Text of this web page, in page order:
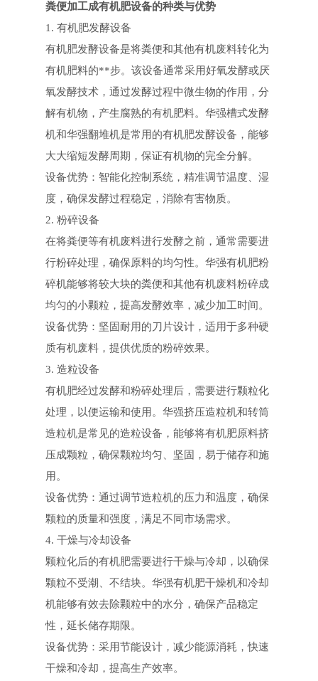
粪便加工成有机肥设备的种类与优势
1. 有机肥发酵设备
有机肥发酵设备是将粪便和其他有机废料转化为
有机肥料的**步。该设备通常采用好氧发酵或厌
氧发酵技术，通过发酵过程中微生物的作用，分
解有机物，产生腐熟的有机肥料。华强槽式发酵
机和华强翻堆机是常用的有机肥发酵设备，能够
大大缩短发酵周期，保证有机物的完全分解。
设备优势：智能化控制系统，精准调节温度、湿
度，确保发酵过程稳定，消除有害物质。
2. 粉碎设备
在将粪便等有机废料进行发酵之前，通常需要进
行粉碎处理，确保原料的均匀性。华强有机肥粉
碎机能够将较大块的粪便和其他有机废料粉碎成
均匀的小颗粒，提高发酵效率，减少加工时间。
设备优势：坚固耐用的刀片设计，适用于多种硬
质有机废料，提供优质的粉碎效果。
3. 造粒设备
有机肥经过发酵和粉碎处理后，需要进行颗粒化
处理，以便运输和使用。华强挤压造粒机和转筒
造粒机是常见的造粒设备，能够将有机肥原料挤
压成颗粒，确保颗粒均匀、坚固，易于储存和施
用。
设备优势：通过调节造粒机的压力和温度，确保
颗粒的质量和强度，满足不同市场需求。
4. 干燥与冷却设备
颗粒化后的有机肥需要进行干燥与冷却，以确保
颗粒不受潮、不结块。华强有机肥干燥机和冷却
机能够有效去除颗粒中的水分，确保产品稳定
性，延长储存期限。
设备优势：采用节能设计，减少能源消耗，快速
干燥和冷却，提高生产效率。